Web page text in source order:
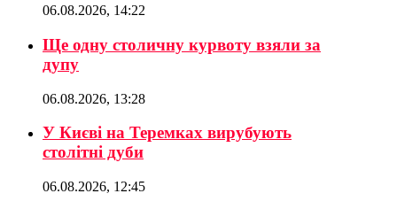
06.08.2026, 14:22
Ще одну столичну курвоту взяли за
дупу
06.08.2026, 13:28
У Києві на Теремках вирубують
столітні дуби
06.08.2026, 12:45